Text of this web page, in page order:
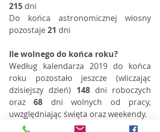
215 dni
Do końca astronomicznej wiosny
pozostaje 21 dni
Ile wolnego do końca roku?
Według kalendarza 2019 do końca
roku pozostało jeszcze (wliczając
dzisiejszy dzień) 148 dni roboczych
oraz 68 dni wolnych od pracy,
uwzględniając święta oraz weekendy.